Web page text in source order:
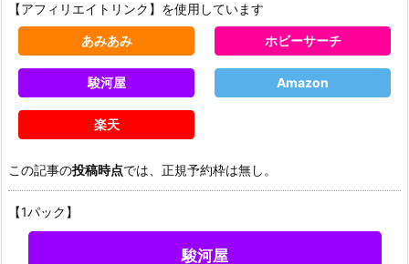
【アフィリエイトリンク】を使用しています
あみあみ ホビーサーチ
駿河屋 Amazon
楽天
この記事の投稿時点では、正規予約枠は無し。
【1パック】
駿河屋